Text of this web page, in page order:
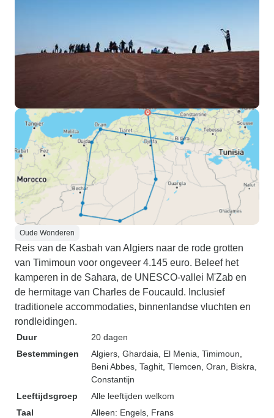
Oude Wonderen
Reis van de Kasbah van Algiers naar de rode grotten
van Timimoun voor ongeveer 4.145 euro. Beleef het
kamperen in de Sahara, de UNESCO-vallei M'Zab en
de hermitage van Charles de Foucauld. Inclusief
traditionele accommodaties, binnenlandse vluchten en
rondleidingen.
Duur
20 dagen
Bestemmingen
Algiers , Ghardaia , El Menia , Timimoun
Beni Abbes , Taghit , Tlemcen , Oran , Biskra
Constantijn
Leeftijdsgroep
Alle leeftijden welkom
Taal
Alleen: Engels, Frans